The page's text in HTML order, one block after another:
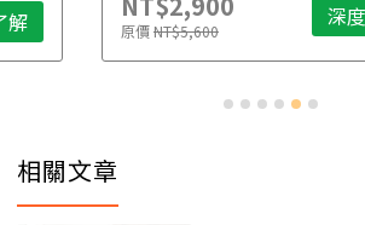
解 原價NT$5,600 深
相關文章